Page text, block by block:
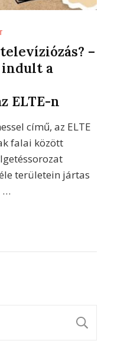
–
indult a
ELTE-n
című, az ELTE
falai között
területein jártas
…